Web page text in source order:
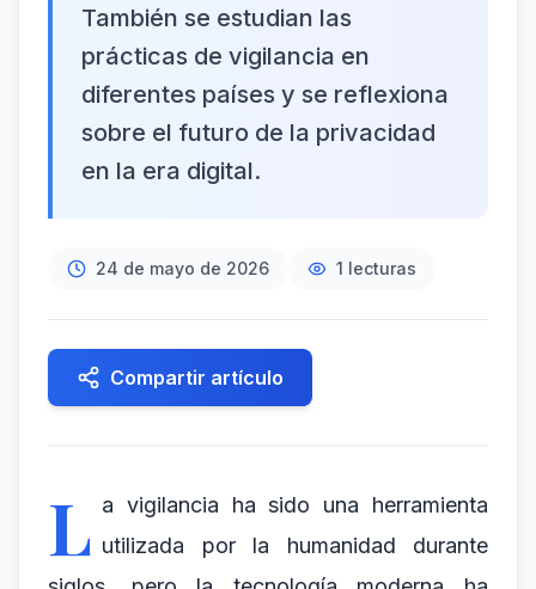
También se estudian las
prácticas de vigilancia en
diferentes países y se reflexiona
sobre el futuro de la privacidad
en la era digital.
24 de mayo de 2026 1 lecturas
Compartir artículo
L a vigilancia ha sido una herramienta
utilizada por la humanidad durante